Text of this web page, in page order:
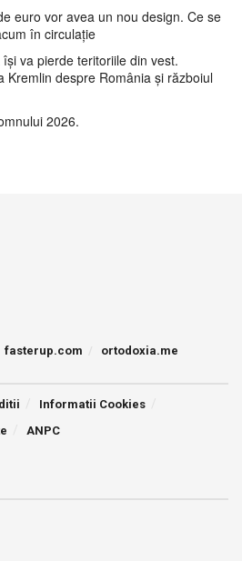
euro vor avea un nou design. Ce se
în circulație
va pierde teritoriile din vest.
Kremlin despre România și războiul
2026.
fasterup.com ortodoxia.me
Informatii Cookies
ANPC